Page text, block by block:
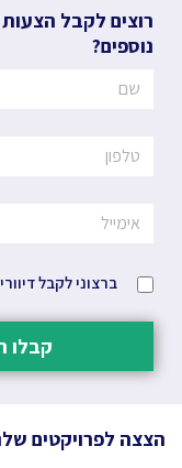
רוצים לקבל הצעות
נוספים?
ברצוני לקבל
קבלו
הצצה לפרויקטים